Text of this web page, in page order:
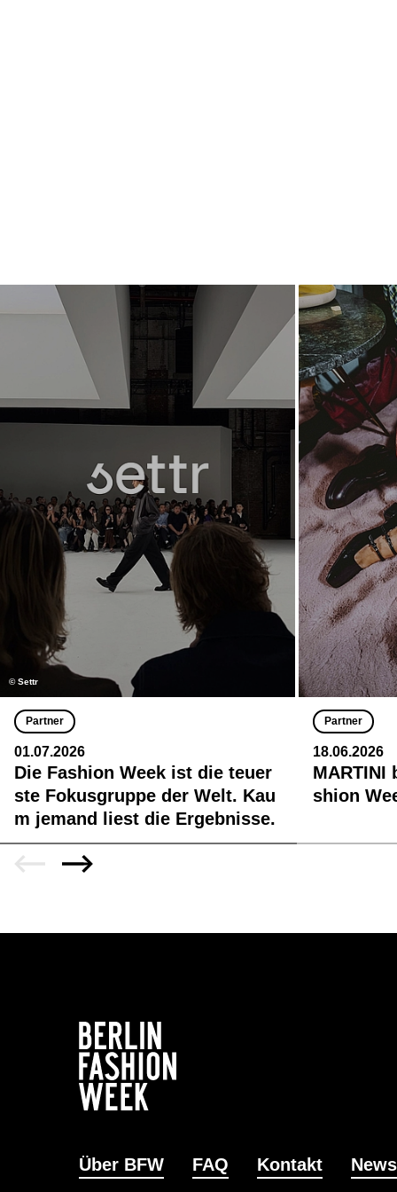
© Settr
Partner
01.07.2026
Die Fashion Week ist die teuer
ste Fokusgruppe der Welt. Kau
m jemand liest die Ergebnisse.
Partner
18.06.2026
MARTINI
shion
Über BFW FAQ Kontakt News